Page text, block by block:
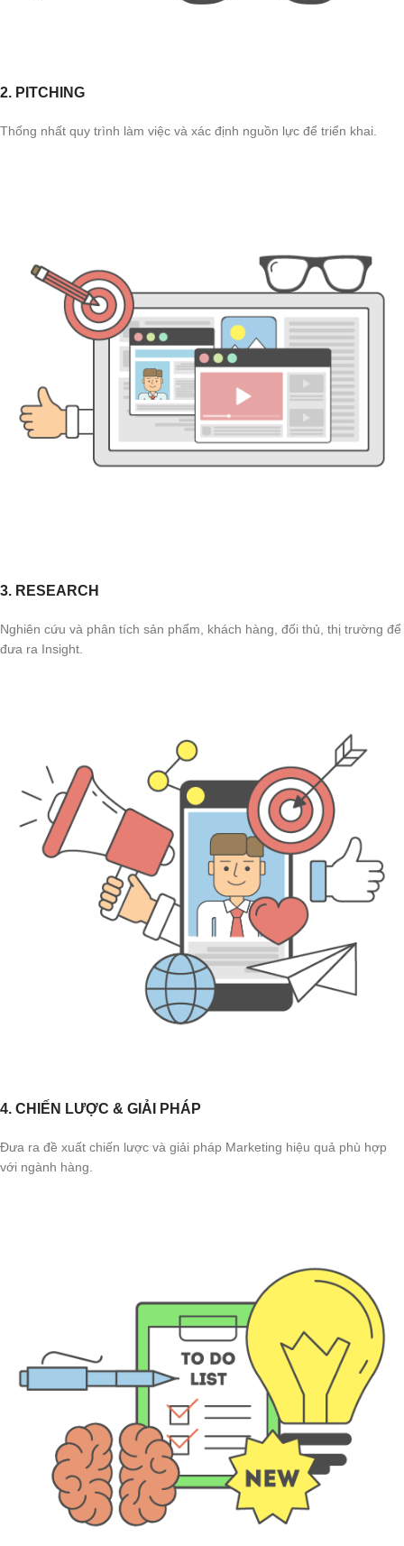
2. PITCHING
Thống nhất quy trình làm việc và xác định nguồn lực để triển khai.
3. RESEARCH
Nghiên cứu và phân tích sản phẩm, khách hàng, đối thủ, thị trường để
đưa ra Insight.
4. CHIẾN LƯỢC & GIẢI PHÁP
Đưa ra đề xuất chiến lược và giải pháp Marketing hiệu quả phù hợp
với ngành hàng.